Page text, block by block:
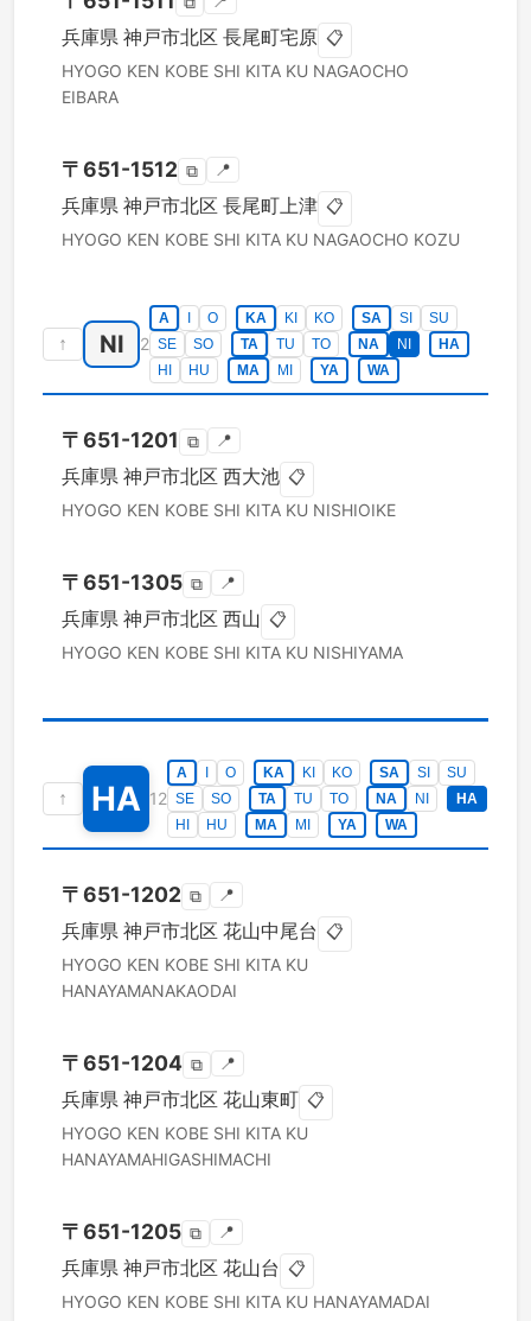
兵庫県 神戸市北区 長尾町宅原 📋
HYOGO KEN KOBE SHI KITA KU NAGAOCHO
EIBARA
〒651-1512 ⧉ 📍
兵庫県 神戸市北区 長尾町上津 📋
HYOGO KEN KOBE SHI KITA KU NAGAOCHO KOZU
↑ NI 2
A O KA KI KO SA SI
SU
SE
SO TA TU TO NA NI
HA
HI
HU MA MI YA WA
〒651-1201 ⧉ 📍
兵庫県 神戸市北区 西大池 📋
HYOGO KEN KOBE SHI KITA KU NISHIOIKE
〒651-1305 ⧉ 📍
兵庫県 神戸市北区 西山 📋
HYOGO KEN KOBE SHI KITA KU NISHIYAMA
↑ HA 12
A O KA KI KO SA SI
SU
SE
SO TA TU TO NA NI
HA
HI
HU MA MI YA WA
〒651-1202 ⧉ 📍
兵庫県 神戸市北区 花山中尾台 📋
HYOGO KEN KOBE SHI KITA KU
HANAYAMANAKAODAI
〒651-1204 ⧉ 📍
兵庫県 神戸市北区 花山東町 📋
HYOGO KEN KOBE SHI KITA KU
HANAYAMAHIGASHIMACHI
〒651-1205 ⧉ 📍
兵庫県 神戸市北区 花山台 📋
HYOGO KEN KOBE SHI KITA KU HANAYAMADAI